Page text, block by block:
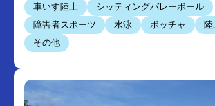
車いす陸上
シッティングバレーボール
障害者スポーツ
水泳 ボッチャ
その他